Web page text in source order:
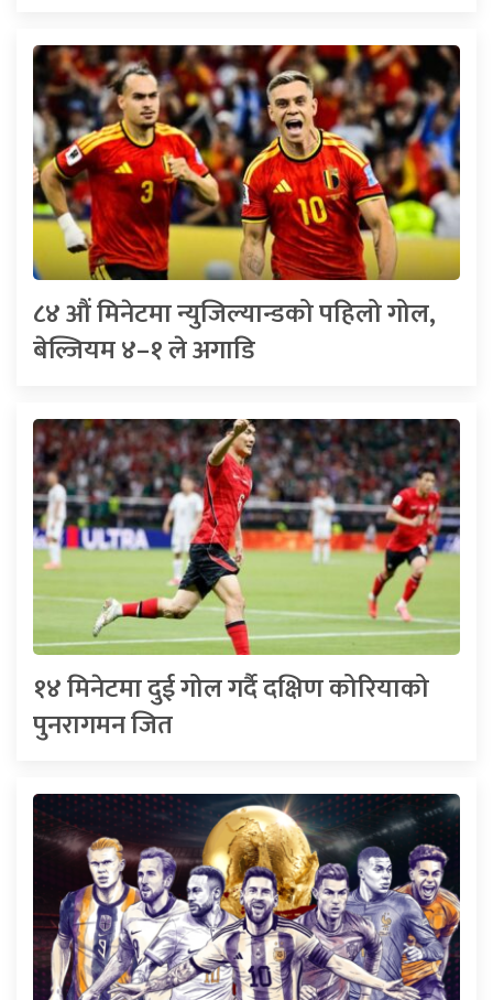
८४ औं मिनेटमा न्युजिल्यान्डको पहिलो गोल,
बेल्जियम ४–१ ले अगाडि
१४ मिनेटमा दुई गोल गर्दै दक्षिण कोरियाको
पुनरागमन जित